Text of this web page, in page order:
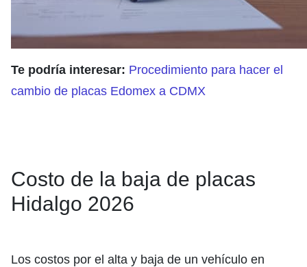
Te podría interesar: Procedimiento para hacer el
cambio de placas Edomex a CDMX
Costo de la baja de placas
Hidalgo 2026
Los costos por el alta y baja de un vehículo en